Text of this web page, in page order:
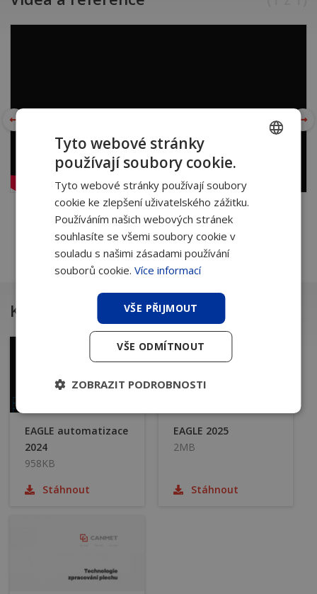
Ke stažení
EAGLE automatizace
2024
958KB
Stáhnout
EAGLE 2025
2MB
Stáhnout
SLOVAK
Tyto webové stránky
používají soubory cookie.
Tyto webové stránky používají soubory
cookie ke zlepšení uživatelského zážitku.
Používáním našich webových stránek
souhlasíte se všemi soubory cookie v
souladu s našimi zásadami používání
souborů cookie. Více informací
VŠE PŘIJMOUT
VŠE ODMÍTNOUT
ZOBRAZIT PODROBNOSTI